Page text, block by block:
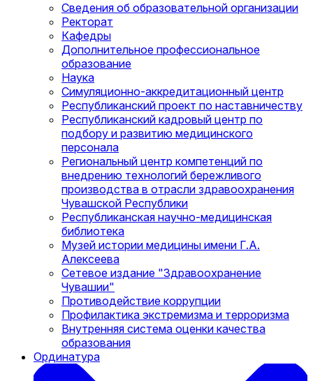
Сведения об образовательной организации
Ректорат
Кафедры
Дополнительное профессиональное
образование
Наука
Симуляционно-аккредитационный центр
Республиканский проект по наставничеству
Республиканский кадровый центр по
подбору и развитию медицинского
персонала
Региональный центр компетенций по
внедрению технологий бережливого
производства в отрасли здравоохранения
Чувашской Республики
Республиканская научно-медицинская
библиотека
Музей истории медицины имени Г.А.
Алексеева
Сетевое издание "Здравоохранение
Чувашии"
Противодействие коррупции
Профилактика экстремизма и терроризма
Внутренняя система оценки качества
образования
Ординатура